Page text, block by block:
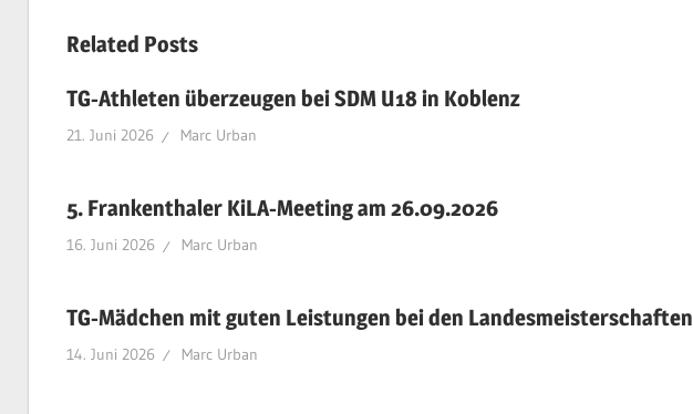
Related Posts
TG-Athleten überzeugen bei SDM U18 in Koblenz
21. Juni 2026 Marc Urban
5. Frankenthaler KiLA-Meeting am 26.09.2026
16. Juni 2026 Marc Urban
TG-Mädchen mit guten Leistungen bei den Landesmeisterschaften
14. Juni 2026 Marc Urban